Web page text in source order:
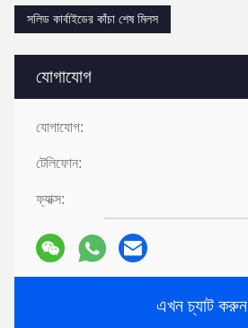
যোগাযোগ
যোগাযোগ:
টেলিফোন:
ফ্যাক্স:
এখন চ্যাট করুন
সলিড কার্বাইডের কাঁচা শেষ মিলস